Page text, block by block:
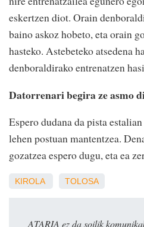
eskertzen diot. Orain
baino askoz hobeto, eta orain
hasteko. Astebeteko atsedena
denboraldirako entrenatzen
Datorrenari begira ze asmo
Espero dudana da pista
lehen postuan mantentzea.
gozatzea espero dugu, eta ea
KIROLA TOLOSA
ATARIA ez da soilik